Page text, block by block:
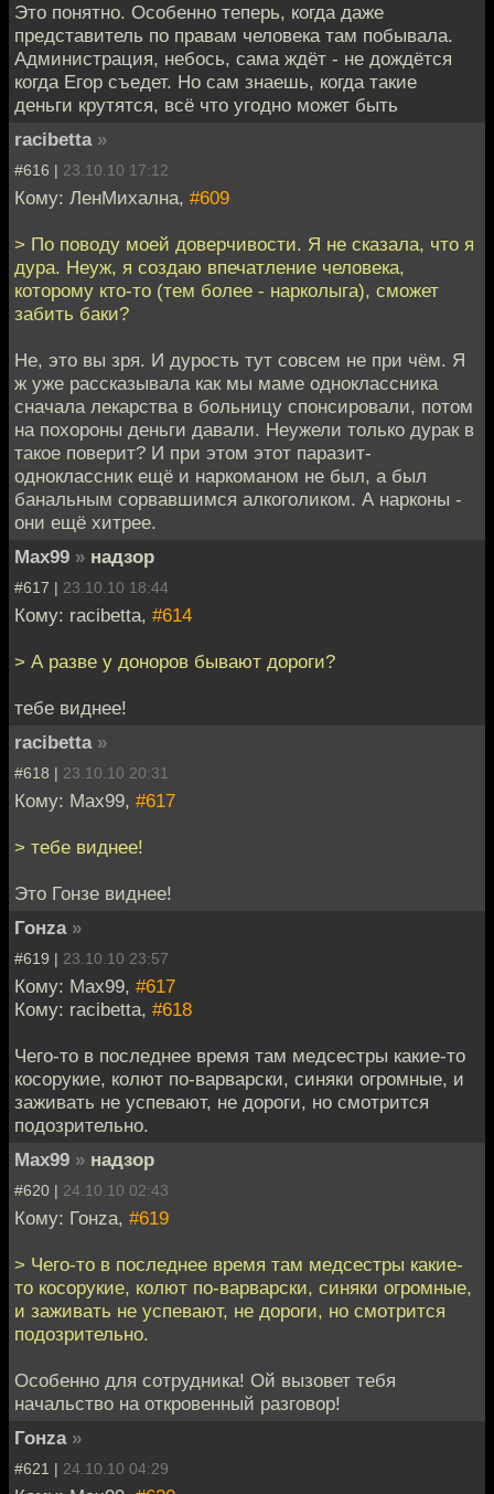
Это понятно. Особенно теперь, когда даже
представитель по правам человека там побывала.
Администрация, небось, сама ждёт - не дождётся
когда Егор съедет. Но сам знаешь, когда такие
деньги крутятся, всё что угодно может быть
racibetta »
#616 | 23.10.10 17:12
Кому: ЛенМихална, #609
> По поводу моей доверчивости. Я не сказала, что я
дура. Неуж, я создаю впечатление человека,
которому кто-то (тем более - нарколыга), сможет
забить баки?
Не, это вы зря. И дурость тут совсем не при чём. Я
ж уже рассказывала как мы маме одноклассника
сначала лекарства в больницу спонсировали, потом
на похороны деньги давали. Неужели только дурак в
такое поверит? И при этом этот паразит-
одноклассник ещё и наркоманом не был, а был
банальным сорвавшимся алкоголиком. А нарконы -
они ещё хитрее.
Max99 » надзор
#617 | 23.10.10 18:44
Кому: racibetta, #614
> А разве у доноров бывают дороги?
тебе виднее!
racibetta »
#618 | 23.10.10 20:31
Кому: Max99, #617
> тебе виднее!
Это Гонзе виднее!
Гонzа »
#619 | 23.10.10 23:57
Кому: Max99, #617
Кому: racibetta, #618
Чего-то в последнее время там медсестры какие-то
косорукие, колют по-варварски, синяки огромные, и
заживать не успевают, не дороги, но смотрится
подозрительно.
Max99 » надзор
#620 | 24.10.10 02:43
Кому: Гонzа, #619
> Чего-то в последнее время там медсестры какие-
то косорукие, колют по-варварски, синяки огромные,
и заживать не успевают, не дороги, но смотрится
подозрительно.
Особенно для сотрудника! Ой вызовет тебя
начальство на откровенный разговор!
Гонzа »
#621 | 24.10.10 04:29